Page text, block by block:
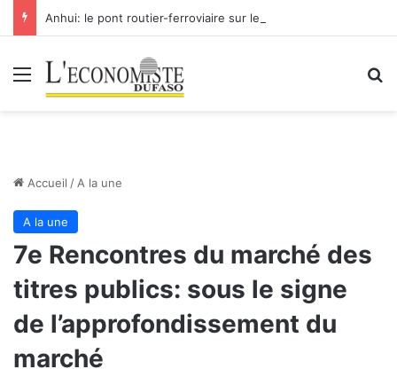
Menu
Accueil / A la une
A la une
7e Rencontres du marché des
titres publics: sous le signe
de l’approfondissement du
marché